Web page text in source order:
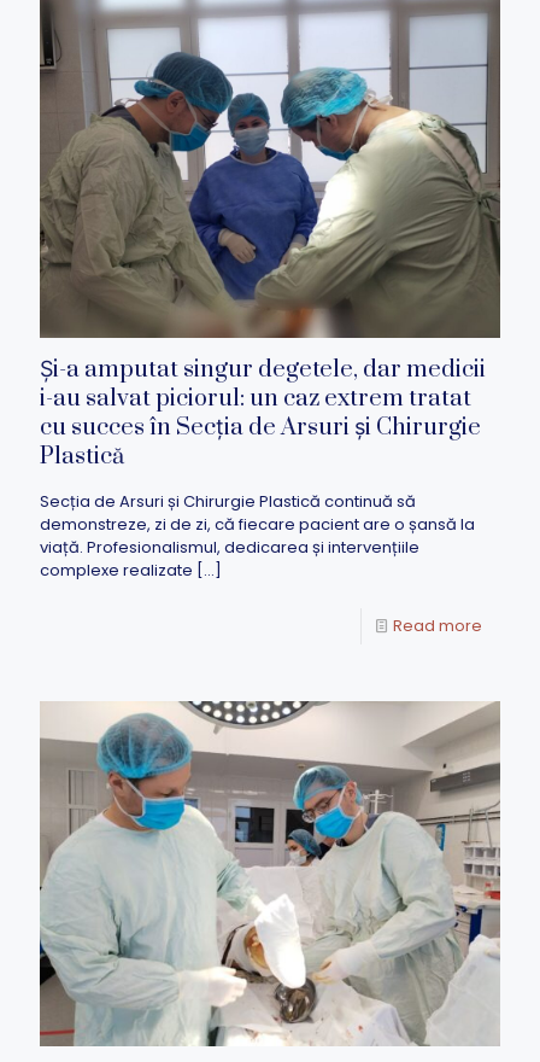
Și-a amputat singur degetele, dar medicii
i-au salvat piciorul: un caz extrem tratat
cu succes în Secția de Arsuri și Chirurgie
Plastică
Secția de Arsuri și Chirurgie Plastică continuă să
demonstreze, zi de zi, că fiecare pacient are o șansă la
viață. Profesionalismul, dedicarea și intervențiile
complexe realizate […]
Read more